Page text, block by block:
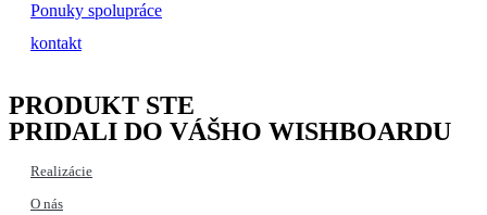
Ponuky spolupráce
kontakt
PRODUKT STE
PRIDALI DO VÁŠHO WISHBOARDU
Realizácie
O nás